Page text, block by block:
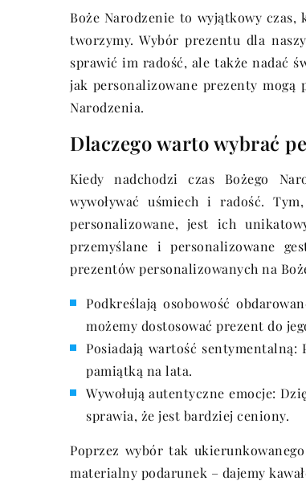
Boże Narodzenie to wyjątkowy
tworzymy. Wybór prezentu dla
sprawić im radość, ale także nadać
jak personalizowane prezenty mogą
Narodzenia.
Dlaczego warto wybrać
Kiedy nadchodzi czas Bożego
wywoływać uśmiech i radość.
personalizowane, jest ich
przemyślane i personalizowane
prezentów personalizowanych na
Podkreślają osobowość
możemy dostosować prezent do
Posiadają wartość
pamiątką na lata.
Wywołują autentyczne emocje:
sprawia, że jest bardziej ceniony.
Poprzez wybór tak
materialny podarunek – dajemy